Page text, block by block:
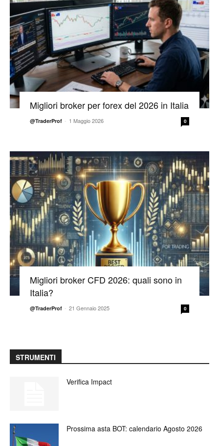
Migliori broker per forex del 2026 in Italia
@TraderProf - 1 Maggio 2026 0
Migliori broker CFD 2026: quali sono in
Italia?
@TraderProf - 21 Gennaio 2025 0
STRUMENTI
Verifica Impact
Prossima asta BOT: calendario Agosto 2026